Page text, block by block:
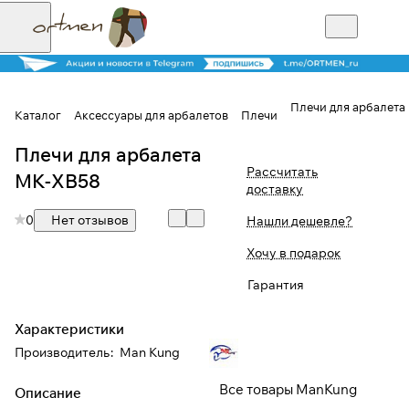
Каталог Аксессуары для арбалетов Плечи
Плечи для
Плечи для арбалета
МК-XB58
0 Нет отзывов
Характеристики
Производитель: Man Kung
Описание
Рассчитать
доставку
Нашли дешевле?
Хочу в подарок
Гарантия
Все товары ManKung
Для клиентов всех банков
Разбейте
оплату на части